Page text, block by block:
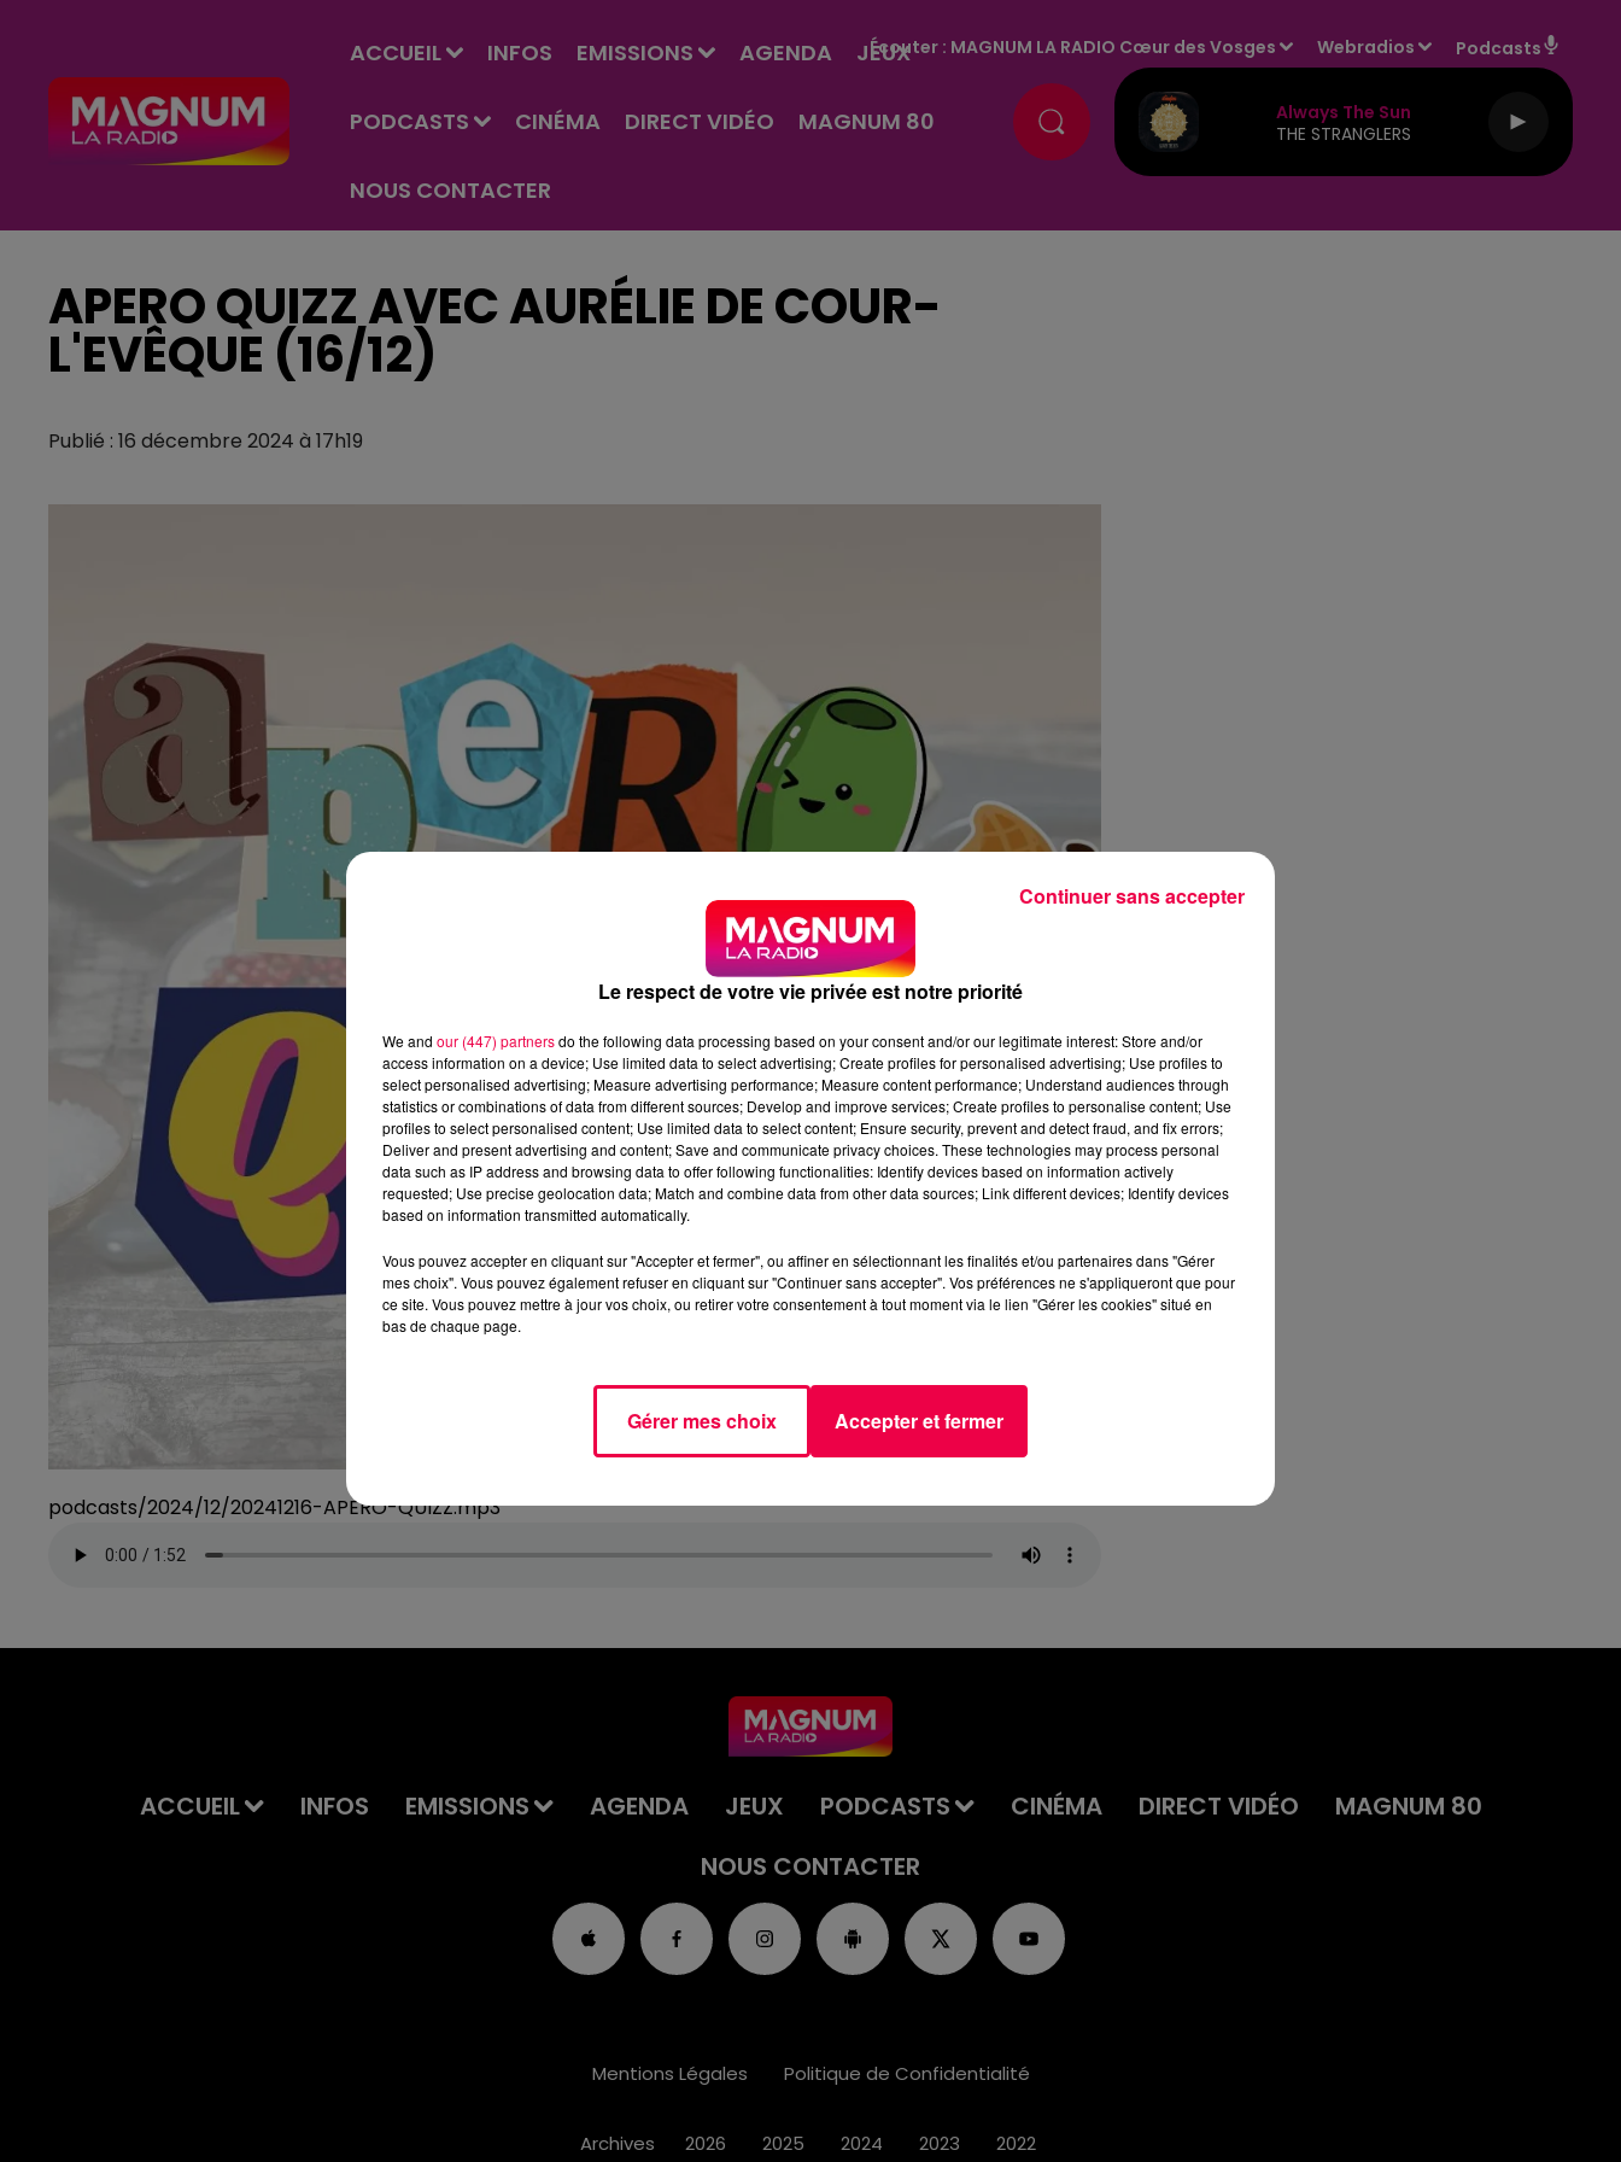
ACCUEIL INFOS EMISSIONS AGENDA JEUX
PODCASTS CINÉMA DIRECT VIDÉO MAGNUM 80
NOUS CONTACTER
Écouter : MAGNUM LA RADIO Cœur des Vosges Webradios Podcasts
Always The Sun
THE STRANGLERS
APERO QUIZZ AVEC AURÉLIE DE COUR-
L'EVÊQUE (16/12)
Publié : 16 décembre 2024 à 17h19
podcasts/2024/12/20241216-APERO-QUIZZ.mp3
ACCUEIL INFOS EMISSIONS AGENDA JEUX PODCASTS CINÉMA DIRECT VIDÉO
MAGNUM 80
NOUS CONTACTER
Mentions Légales Politique de Confidentialité
Archives 2026 2025 2024 2023 2022
Le respect de votre vie privée est notre priorité
We and our (447) partnersdo the following data processing based on your consent and/or our legitimate interest: Store and/or
access information on a device; Use limited data to select advertising; Create profiles for personalised advertising; Use profiles to
select personalised advertising; Measure advertising performance; Measure content performance; Understand audiences through
statistics or combinations of data from different sources; Develop and improve services; Create profiles to personalise content; Use
profiles to select personalised content; Use limited data to select content; Ensure security, prevent and detect fraud, and fix errors;
Deliver and present advertising and content; Save and communicate privacy choices. These technologies may process personal
data such as IP address and browsing data to offer following functionalities: Identify devices based on information actively
requested; Use precise geolocation data; Match and combine data from other data sources; Link different devices; Identify devices
based on information transmitted automatically.
Vous pouvez accepter en cliquant sur "Accepter et fermer", ou affiner en sélectionnant les finalités et/ou partenaires dans "Gérer
mes choix". Vous pouvez également refuser en cliquant sur "Continuer sans accepter". Vos préférences ne s'appliqueront que pour
ce site. Vous pouvez mettre à jour vos choix, ou retirer votre consentement à tout moment via le lien "Gérer les cookies" situé en
bas de chaque page.
Gérer mes choix Accepter et fermer
Continuer sans accepter